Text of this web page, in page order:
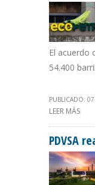
El acuerdo
54.400
PUBLICADO:
LEER MÁS
PDVSA